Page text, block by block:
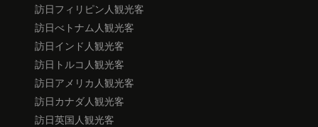
訪日フィリピン人観光客
訪日べトナム人観光客
訪日インド人観光客
訪日トルコ人観光客
訪日アメリカ人観光客
訪日カナダ人観光客
訪日英国人観光客